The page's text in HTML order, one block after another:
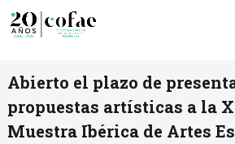
Abierto el plazo de
propuestas artísticas a la
Muestra Ibérica de Artes